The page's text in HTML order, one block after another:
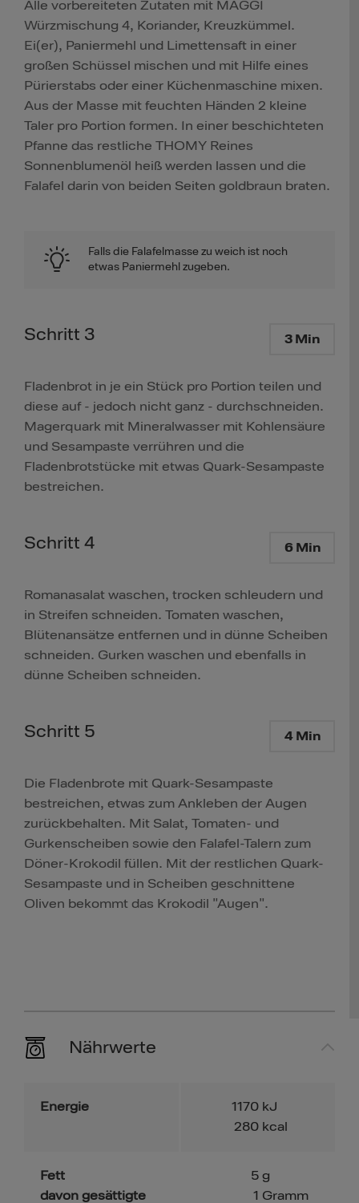
Alle vorbereiteten Zutaten mit MAGGI
Würzmischung 4, Koriander, Kreuzkümmel.
Ei(er), Paniermehl und Limettensaft in einer
großen Schüssel mischen und mit Hilfe eines
Pürierstabs oder einer Küchenmaschine mixen.
Aus der Masse mit feuchten Händen 2 kleine
Taler pro Portion formen. In einer beschichteten
Pfanne das restliche THOMY Reines
Sonnenblumenöl heiß werden lassen und die
Falafel darin von beiden Seiten goldbraun braten.
Falls die Falafelmasse zu weich ist noch
etwas Paniermehl zugeben.
Schritt 3 3 Min
Fladenbrot in je ein Stück pro Portion teilen und
diese auf - jedoch nicht ganz - durchschneiden.
Magerquark mit Mineralwasser mit Kohlensäure
und Sesampaste verrühren und die
Fladenbrotstücke mit etwas Quark-Sesampaste
bestreichen.
Schritt 4 6 Min
Romanasalat waschen, trocken schleudern und
in Streifen schneiden. Tomaten waschen,
Blütenansätze entfernen und in dünne Scheiben
schneiden. Gurken waschen und ebenfalls in
dünne Scheiben schneiden.
Schritt 5 4 Min
Die Fladenbrote mit Quark-Sesampaste
bestreichen, etwas zum Ankleben der Augen
zurückbehalten. Mit Salat, Tomaten- und
Gurkenscheiben sowie den Falafel-Talern zum
Döner-Krokodil füllen. Mit der restlichen Quark-
Sesampaste und in Scheiben geschnittene
Oliven bekommt das Krokodil "Augen".
Nährwerte
Energie 1170 kJ
280 kcal
Fett
davon gesättigte
5 g
1 Gramm